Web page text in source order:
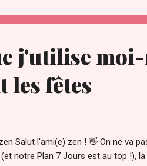
j'utilise
les fêtes
Salut l'ami(e) zen ! 👋 On ne va
notre Plan 7 Jours est au top !),